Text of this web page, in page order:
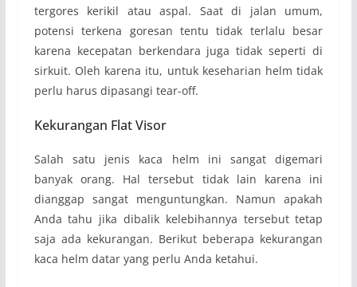
tergores kerikil atau aspal. Saat di jalan umum,
potensi terkena goresan tentu tidak terlalu besar
karena kecepatan berkendara juga tidak seperti di
sirkuit. Oleh karena itu, untuk keseharian helm tidak
perlu harus dipasangi tear-off.
Kekurangan Flat Visor
Salah satu jenis kaca helm ini sangat digemari
banyak orang. Hal tersebut tidak lain karena ini
dianggap sangat menguntungkan. Namun apakah
Anda tahu jika dibalik kelebihannya tersebut tetap
saja ada kekurangan. Berikut beberapa kekurangan
kaca helm datar yang perlu Anda ketahui.